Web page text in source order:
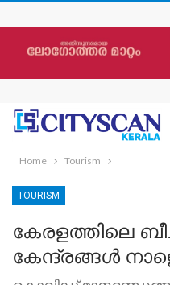
Home Tourism
TOURISM
കേരളത്തിലെ
കേന്ദ്രങ്ങള്‍